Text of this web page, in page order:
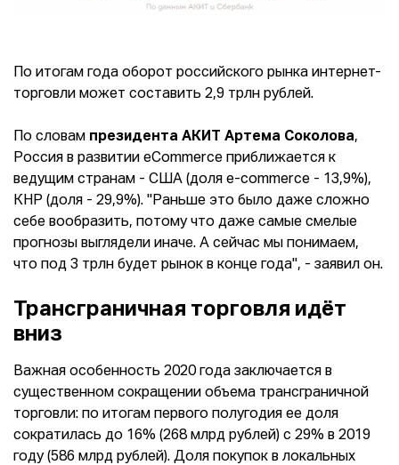
По итогам года оборот российского рынка интернет-
торговли может составить 2,9 трлн рублей.
По словам президента АКИТ Артема Соколова,
Россия в развитии eCommerce приближается к
ведущим странам - США (доля e-commerce - 13,9%),
КНР (доля - 29,9%). "Раньше это было даже сложно
себе вообразить, потому что даже самые смелые
прогнозы выглядели иначе. А сейчас мы понимаем,
что под 3 трлн будет рынок в конце года", - заявил он.
Трансграничная торговля идёт
вниз
Важная особенность 2020 года заключается в
существенном сокращении объема трансграничной
торговли: по итогам первого полугодия ее доля
сократилась до 16% (268 млрд рублей) с 29% в 2019
году (586 млрд рублей). Доля покупок в локальных